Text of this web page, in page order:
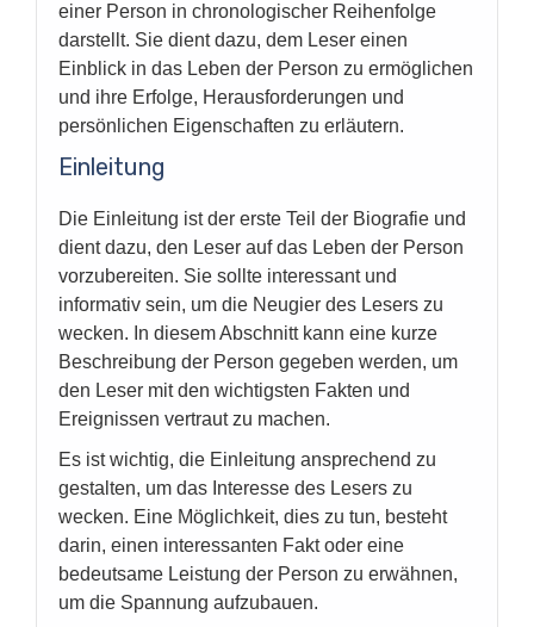
einer Person in chronologischer Reihenfolge
darstellt. Sie dient dazu, dem Leser einen
Einblick in das Leben der Person zu ermöglichen
und ihre Erfolge, Herausforderungen und
persönlichen Eigenschaften zu erläutern.
Einleitung
Die Einleitung ist der erste Teil der Biografie und
dient dazu, den Leser auf das Leben der Person
vorzubereiten. Sie sollte interessant und
informativ sein, um die Neugier des Lesers zu
wecken. In diesem Abschnitt kann eine kurze
Beschreibung der Person gegeben werden, um
den Leser mit den wichtigsten Fakten und
Ereignissen vertraut zu machen.
Es ist wichtig, die Einleitung ansprechend zu
gestalten, um das Interesse des Lesers zu
wecken. Eine Möglichkeit, dies zu tun, besteht
darin, einen interessanten Fakt oder eine
bedeutsame Leistung der Person zu erwähnen,
um die Spannung aufzubauen.